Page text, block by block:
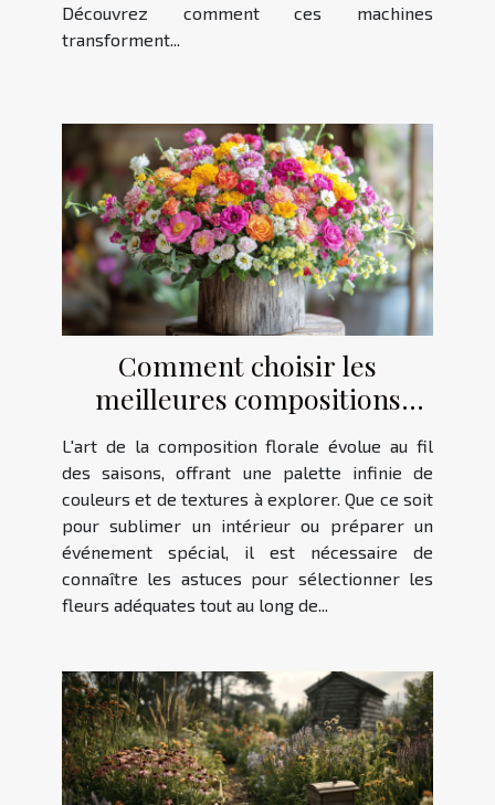
Découvrez comment ces machines
transforment...
Comment choisir les
meilleures compositions
florales pour chaque saison ?
L'art de la composition florale évolue au fil
des saisons, offrant une palette infinie de
couleurs et de textures à explorer. Que ce soit
pour sublimer un intérieur ou préparer un
événement spécial, il est nécessaire de
connaître les astuces pour sélectionner les
fleurs adéquates tout au long de...